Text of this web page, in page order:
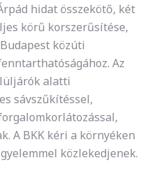
hidat összekötő, két
körű korszerűsítése,
közúti
Az
alatti
sávszűkítéssel,
A BKK kéri a környéken
közlekedjenek.